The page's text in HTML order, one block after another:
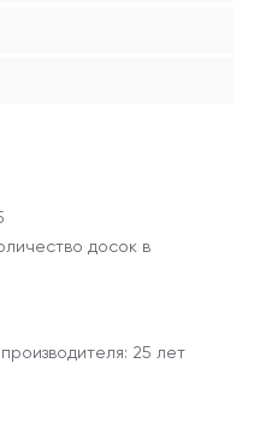
досок в
25 лет